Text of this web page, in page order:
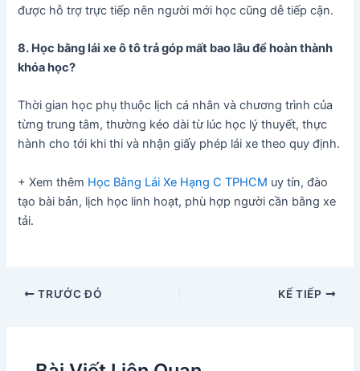
được hỗ trợ trực tiếp nên người mới học cũng dễ tiếp cận.
8. Học bằng lái xe ô tô trả góp mất bao lâu để hoàn thành
khóa học?
Thời gian học phụ thuộc lịch cá nhân và chương trình của
từng trung tâm, thường kéo dài từ lúc học lý thuyết, thực
hành cho tới khi thi và nhận giấy phép lái xe theo quy định.
+ Xem thêm Học Bằng Lái Xe Hạng C TPHCM uy tín, đào
tạo bài bản, lịch học linh hoạt, phù hợp người cần bằng xe
tải.
TRƯỚC ĐÓ KẾ TIẾP